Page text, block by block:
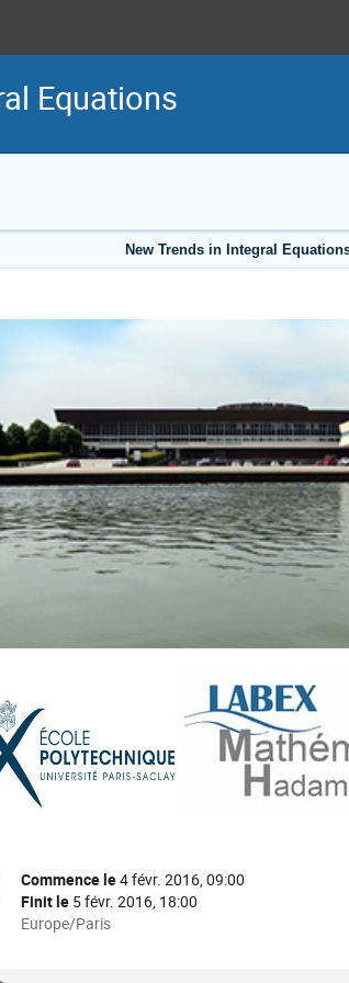
Equations
New Trends in Integral
Date/Heure
Commence le4 févr. 2016, 09:00
Finit le 5 févr. 2016, 18:00
Toutes
Europe/Paris